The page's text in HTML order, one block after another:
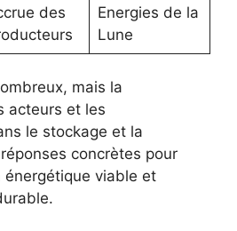
des
Energies de la
Lune
mais la
acteurs et les
le stockage et la
concrètes pour
viable et